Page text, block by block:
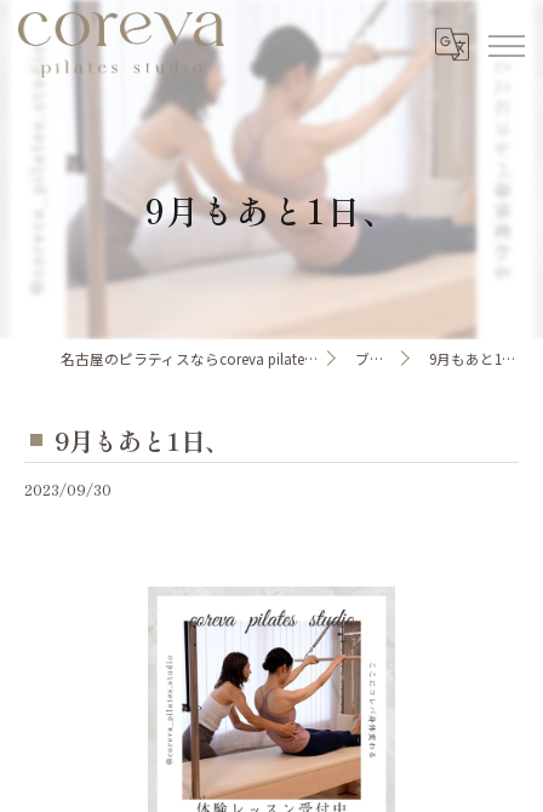
9月もあと1日、
名古屋のピラティスならcoreva pilates studio ブログ 9月もあと1日、
9月もあと1日、
2023/09/30